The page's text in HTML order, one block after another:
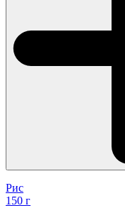
Рис
150 г